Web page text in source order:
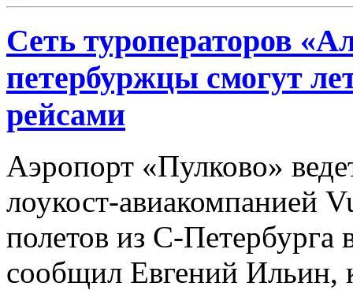
Сеть туроператоров
петербуржцы смогут
рейсами
Аэропорт «Пулково»
лоукост-авиакомпанией
полетов из С-Петербурга
сообщил Евгений